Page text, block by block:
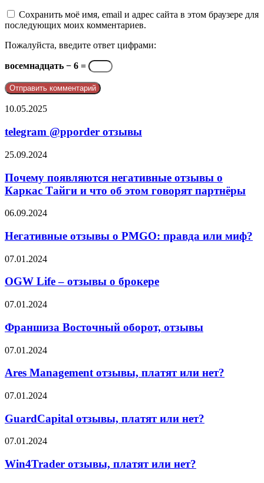
Сохранить моё имя, email и адрес сайта в этом браузере для
последующих моих комментариев.
Пожалуйста, введите ответ цифрами:
восемнадцать − 6 =
telegram
отзывы
10.05.2025
telegram @pporder отзывы
Почему
негативные
отзывы
о
Тайги
что
этом
партнёры
25.09.2024
Почему появляются негативные отзывы о
Каркас Тайги и что об этом говорят партнёры
Негативные
о
PMGO:
правда
или
миф?
06.09.2024
Негативные отзывы о PMGO: правда или миф?
OGW
–
о
07.01.2024
OGW Life – отзывы о брокере
Франшиза
оборот,
отзывы
07.01.2024
Франшиза Восточный оборот, отзывы
Ares
отзывы,
или
07.01.2024
Ares Management отзывы, платят или нет?
GuardCapital
платят
или
нет?
07.01.2024
GuardCapital отзывы, платят или нет?
Win4Trader
платят
07.01.2024
Win4Trader отзывы, платят или нет?